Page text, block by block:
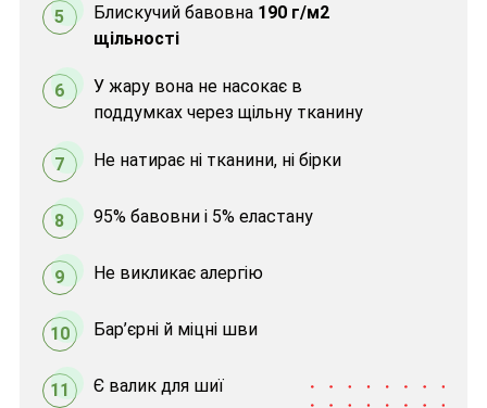
5 Блискучий бавовна 190 г/м2
щільності
6
У жару вона не насокає в
поддумках через щільну тканину
7 Не натирає ні тканини, ні бірки
8 95% бавовни і 5% еластану
9 Не викликає алергію
10 Бар’єрні й міцні шви
11 Є валик для шиї